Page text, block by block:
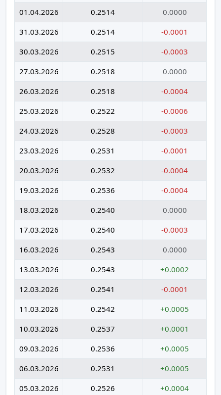
01.04.2026 0.2514
0.0000
31.03.2026
0.2514
-0.0001
30.03.2026
0.2515
-0.0003
27.03.2026
0.2518
0.0000
26.03.2026
0.2518
-0.0004
25.03.2026
0.2522
-0.0006
24.03.2026
0.2528
-0.0003
23.03.2026
0.2531
-0.0001
20.03.2026
0.2532
-0.0004
19.03.2026
0.2536
-0.0004
18.03.2026
0.2540
0.0000
17.03.2026
0.2540
-0.0003
16.03.2026
0.2543
0.0000
13.03.2026
0.2543
+0.0002
12.03.2026
0.2541
-0.0001
11.03.2026
0.2542
+0.0005
10.03.2026
0.2537
+0.0001
09.03.2026
0.2536
+0.0005
06.03.2026
0.2531
+0.0005
05.03.2026
0.2526
+0.0004